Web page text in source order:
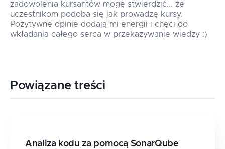
zadowolenia kursantów mogę stwierdzić... że
uczestnikom podoba się jak prowadzę kursy.
Pozytywne opinie dodają mi energii i chęci do
wkładania całego serca w przekazywanie wiedzy :)
Powiązane treści
Analiza kodu za pomocą SonarQube